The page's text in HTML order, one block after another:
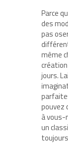
Parce
des
pas
même
jours.
pouvez
à vous-
un